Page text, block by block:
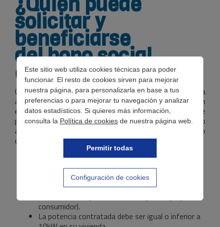
Este sitio web utiliza cookies técnicas para poder
funcionar. El resto de cookies sirven para mejorar
nuestra página, para personalizarla en base a tus
preferencias o para mejorar tu navegación y analizar
datos estadísticos. Si quieres más información,
consulta la Política de cookiesde nuestra página web.
Permitir todas
Configuración de cookies
solicitar y
beneficiarse
del bono social
eléctrico?
Como comentamos antes, el bono esta destinado para
aquellas personas que se encuentren en una situación
económica complicada. Dándole la oportunidad de
poderahorrar en la factura de la luzcon el descuento
aplicable en sus facturas eléctricas. Siempre y cuando
cumplan las siguientes condiciones:
La persona que solicite la bonificación debe ser el
titular del contrato de luz.
Debe tener contratada la tarifa
consumidor).
La potencia contratada debe ser igual o inferior a